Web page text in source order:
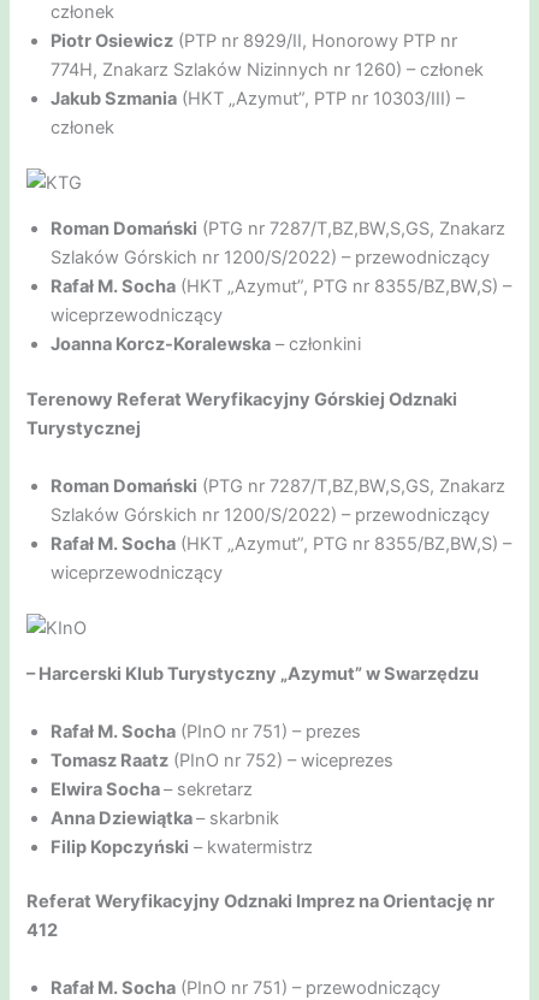
członek
Piotr Osiewicz (PTP nr 8929/II, Honorowy PTP nr
774H, Znakarz Szlaków Nizinnych nr 1260) – członek
Jakub Szmania (HKT „Azymut”, PTP nr 10303/III) –
członek
Roman Domański (PTG nr 7287/T,BZ,BW,S,GS, Znakarz
Szlaków Górskich nr 1200/S/2022) – przewodniczący
Rafał M. Socha (HKT „Azymut”, PTG nr 8355/BZ,BW,S) –
wiceprzewodniczący
Joanna Korcz-Koralewska – członkini
Terenowy Referat Weryfikacyjny Górskiej Odznaki
Turystycznej
Roman Domański (PTG nr 7287/T,BZ,BW,S,GS, Znakarz
Szlaków Górskich nr 1200/S/2022) – przewodniczący
Rafał M. Socha (HKT „Azymut”, PTG nr 8355/BZ,BW,S) –
wiceprzewodniczący
– Harcerski Klub Turystyczny „Azymut” w Swarzędzu
Rafał M. Socha (PInO nr 751) – prezes
Tomasz Raatz (PInO nr 752) – wiceprezes
Elwira Socha– sekretarz
Anna Dziewiątka– skarbnik
Filip Kopczyński – kwatermistrz
Referat Weryfikacyjny Odznaki Imprez na Orientację nr
412
Rafał M. Socha (PInO nr 751) – przewodniczący